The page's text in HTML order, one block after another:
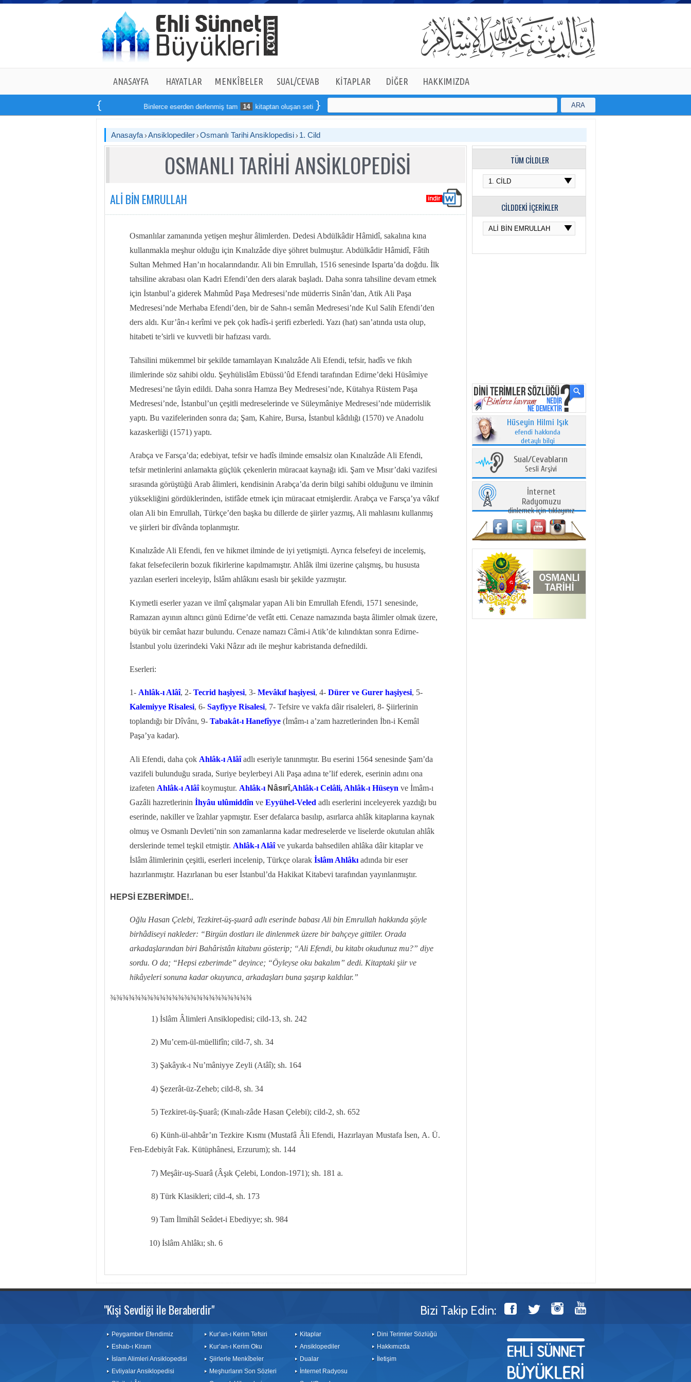
ANASAYFA HAYATLAR MENKÎBELER SUAL/CEVAB KİTAPLAR DİĞER HAKKIMIZDA
Binlerce eserden derlenmiş tam 14 kitaptan oluşan seti online sipariş verebilirsiniz ARA
Anasayfa Ansiklopediler Osmanlı Tarihi Ansiklopedisi 1. Cild
OSMANLI TARİHİ ANSİKLOPEDİSİ
ALİ BİN EMRULLAH
Osmanlılar zamanında yetişen meşhur âlimlerden. Dedesi Abdülkâdir Hâmidî, sakalına kına
kullanmakla meşhur olduğu için Kınalızâde diye şöhret bulmuştur. Abdülkâdir Hâmidî, Fâtih
Sultan Mehmed Han’ın hocalarındandır. Ali bin Emrullah, 1516 senesinde Isparta’da doğdu. İlk
tahsiline akrabası olan Kadri Efendi’den ders alarak başladı. Daha sonra tahsiline devam etmek
için İstanbul’a giderek Mahmûd Paşa Medresesi’nde müderris Sinân’dan, Atik Ali Paşa
Medresesi’nde Merhaba Efendi’den, bir de Sahn-ı semân Medresesi’nde Kul Salih Efendi’den
ders aldı. Kur’ân-ı kerîmi ve pek çok hadîs-i şerifi ezberledi. Yazı (hat) san’atında usta olup,
hitabeti te’sirli ve kuvvetli bir hafızası vardı.
Tahsilini mükemmel bir şekilde tamamlayan Kınalızâde Ali Efendi, tefsir, hadîs ve fıkıh
ilimlerinde söz sahibi oldu. Şeyhülislâm Ebüssü’ûd Efendi tarafından Edirne’deki Hüsâmiye
Medresesi’ne tâyin edildi. Daha sonra Hamza Bey Medresesi’nde, Kütahya Rüstem Paşa
Medresesi’nde, İstanbul’un çeşitli medreselerinde ve Süleymâniye Medresesi’nde müderrislik
yaptı. Bu vazifelerinden sonra da; Şam, Kahire, Bursa, İstanbul kâdılığı (1570) ve Anadolu
kazaskerliği (1571) yaptı.
Arabça ve Farsça’da; edebiyat, tefsir ve hadîs ilminde emsalsiz olan Kınalızâde Ali Efendi,
tefsir metinlerini anlamakta güçlük çekenlerin müracaat kaynağı idi. Şam ve Mısır’daki vazifesi
sırasında görüştüğü Arab âlimleri, kendisinin Arabça’da derin bilgi sahibi olduğunu ve ilminin
yüksekliğini gördüklerinden, istifâde etmek için müracaat etmişlerdir. Arabça ve Farsça’ya vâkıf
olan Ali bin Emrullah, Türkçe’den başka bu dillerde de şiirler yazmış, Ali mahlasını kullanmış
ve şiirleri bir dîvânda toplanmıştır.
Kınalızâde Ali Efendi, fen ve hikmet ilminde de iyi yetişmişti. Ayrıca felsefeyi de incelemiş,
fakat felsefecilerin bozuk fikirlerine kapılmamıştır. Ahlâk ilmi üzerine çalışmış, bu hususta
yazılan eserleri inceleyip, İslâm ahlâkını esaslı bir şekilde yazmıştır.
Kıymetli eserler yazan ve ilmî çalışmalar yapan Ali bin Emrullah Efendi, 1571 senesinde,
Ramazan ayının altıncı günü Edirne’de vefât etti. Cenaze namazında başta âlimler olmak üzere,
büyük bir cemâat hazır bulundu. Cenaze namazı Câmi-i Atik’de kılındıktan sonra Edirne-
İstanbul yolu üzerindeki Vaki Nâzır adı ile meşhur kabristanda defnedildi.
Eserleri:
1- Ahlâk-ı Alâî, 2- Tecrid haşiyesi, 3- Mevâkıf haşiyesi, 4- Dürer ve Gurer haşiyesi, 5-
Kalemiyye Risalesi, 6- Sayfiyye Risalesi, 7- Tefsire ve vakfa dâir risaleleri, 8- Şiirlerinin
toplandığı bir Dîvânı, 9- Tabakât-ı Hanefîyye(İmâm-ı a’zam hazretlerinden İbn-i Kemâl
Paşa’ya kadar).
Ali Efendi, daha çok Ahlâk-ı Alâîadlı eseriyle tanınmıştır. Bu eserini 1564 senesinde Şam’da
vazifeli bulunduğu sırada, Suriye beylerbeyi Ali Paşa adına te’lif ederek, eserinin adını ona
izafeten Ahlâk-ı Alâîkoymuştur. Ahlâk-ı Nâsırî,Ahlâk-ı Celâli, Ahlâk-ı Hüseyn ve İmâm-ı
Gazâli hazretlerinin İhyâu ulûmiddîn ve Eyyühel-Veled adlı eserlerini inceleyerek yazdığı bu
eserinde, nakiller ve îzahlar yapmıştır. Eser defalarca basılıp, asırlarca ahlâk kitaplarına kaynak
olmuş ve Osmanlı Devleti’nin son zamanlarına kadar medreselerde ve liselerde okutulan ahlâk
derslerinde temel teşkil etmiştir. Ahlâk-ı Alâîve yukarda bahsedilen ahlâka dâir kitaplar ve
İslâm âlimlerinin çeşitli, eserleri incelenip, Türkçe olarak İslâm Ahlâkıadında bir eser
hazırlanmıştır. Hazırlanan bu eser İstanbul’da Hakikat Kitabevi tarafından yayınlanmıştır.
HEPSİ EZBERİMDE!..
Oğlu Hasan Çelebi, Tezkiret-üş-şuarâ adlı eserinde babası Ali bin Emrullah hakkında şöyle
birhâdiseyi nakleder: “Birgün dostları ile dinlenmek üzere bir bahçeye gittiler. Orada
arkadaşlarından biri Bahâristân kitabını gösterip; “Ali Efendi, bu kitabı okudunuz mu?” diye
sordu. O da; “Hepsi ezberimde” deyince; “Öyleyse oku bakalım” dedi. Kitaptaki şiir ve
hikâyeleri sonuna kadar okuyunca, arkadaşları buna şaşırıp kaldılar.”
¾¾¾¾¾¾¾¾¾¾¾¾¾¾¾¾¾¾¾¾¾¾¾
1) İslâm Âlimleri Ansiklopedisi; cild-13, sh. 242
2) Mu’cem-ül-müellifîn; cild-7, sh. 34
3) Şakâyık-ı Nu’mâniyye Zeyli (Atâî); sh. 164
4) Şezerât-üz-Zeheb; cild-8, sh. 34
5) Tezkiret-üş-Şuarâ; (Kınalı-zâde Hasan Çelebi); cild-2, sh. 652
6) Künh-ül-ahbâr’ın Tezkire Kısmı (Mustafâ Âli Efendi, Hazırlayan Mustafa İsen, A. Ü.
Fen-Edebiyât Fak. Kütüphânesi, Erzurum); sh. 144
7) Meşâir-uş-Suarâ (Âşık Çelebi, London-1971); sh. 181 a.
8) Türk Klasikleri; cild-4, sh. 173
9) Tam İlmihâl Seâdet-i Ebediyye; sh. 984
10) İslâm Ahlâkı; sh. 6
TÜM CİLDLER
CİLDDEKİ İÇERİKLER
Hüseyin Hilmi Işık
efendi hakkında
detaylı bilgi
Sual/Cevabların
Sesli Arşivi
İnternet
Radyomuzu
dinlemek için tıklayınız
"Kişi Sevdiği ile Beraberdir" Bizi Takip Edin:
Peygamber Efendimiz
Eshab-ı Kiram
İslam Alimleri Ansiklopedisi
Evliyalar Ansiklopedisi
Kur’an-ı Kerim Tefsiri
Kur’an-ı Kerim Oku
Şiirlerle Menkîbeler
Meşhurların Son Sözleri
Kitaplar
Ansiklopediler
Dualar
İnternet Radyosu
Dini Terimler Sözlüğü
Hakkımızda
İletişim